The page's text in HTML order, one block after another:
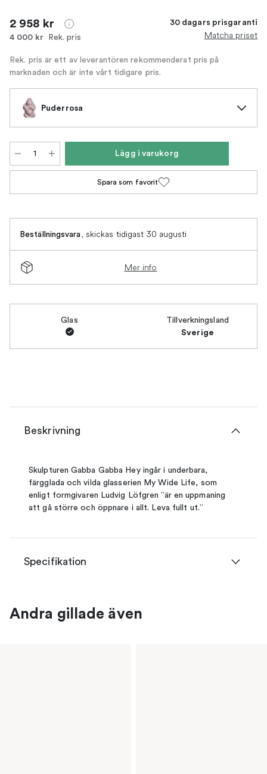
2 958 kr
4 000 kr Rek. pris
30 dagars prisgaranti
Matcha priset
Rek. pris är ett av leverantören rekommenderat pris på
marknaden och är inte vårt tidigare pris.
Puderrosa
Lägg i varukorg
Spara som favorit
Beställningsvara, skickas tidigast 30 augusti
Mer info
Glas Tillverkningsland
Sverige
Beskrivning
Skulpturen Gabba Gabba Hey ingår i underbara,
färgglada och vilda glasserien My Wide Life, som
enligt formgivaren Ludvig Löfgren ”är en uppmaning
att gå större och öppnare i allt. Leva fullt ut.”
Specifikation
Andra gillade även